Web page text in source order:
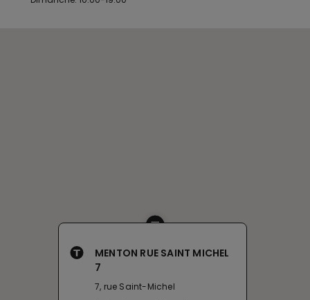
MENTON RUE SAINT MICHEL
7
7, rue Saint-Michel